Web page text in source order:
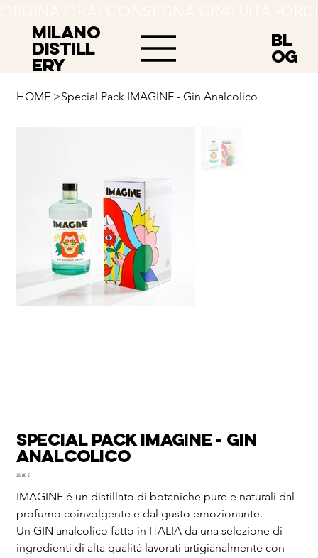
BL
OG
MILANO
Distill
ery
HOME >Special Pack IMAGINE - Gin Analcolico
Special Pack IMAGINE - Gin
Analcolico
Prezzo
35,00 €
IMAGINE è un distillato di botaniche pure e naturali dal
profumo coinvolgente e dal gusto emozionante.
Un GIN analcolico fatto in ITALIA da una selezione di
ingredienti di alta qualità lavorati artigianalmente con